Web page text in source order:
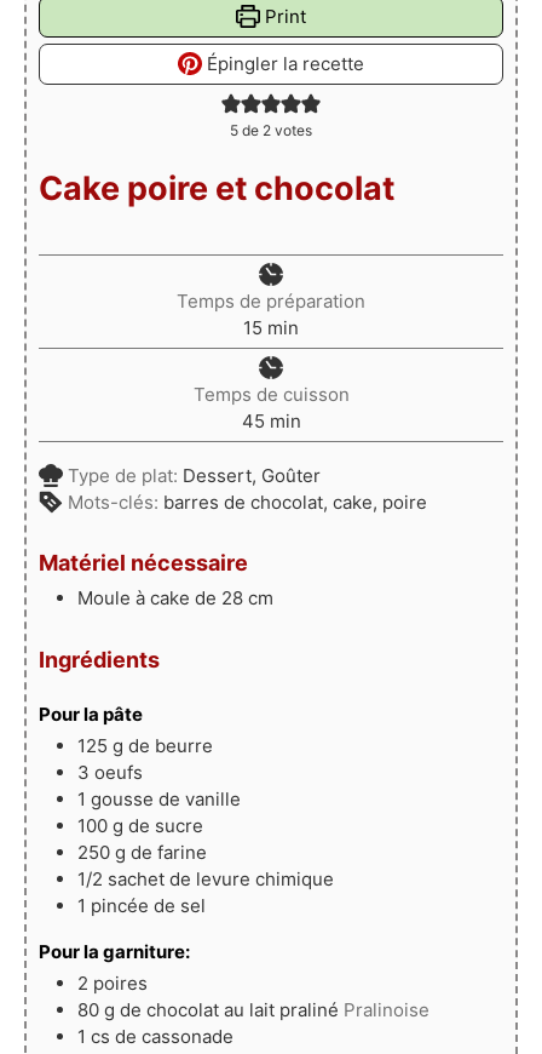
Print
Épingler la recette
5 de 2 votes
Cake poire et chocolat
Temps de préparation
15 minutes
min
Temps de cuisson
45minutes
min
Type de plat: Dessert, Goûter
Mots-clés: barres de chocolat, cake, poire
Matériel nécessaire
Moule à cake de 28 cm
Ingrédients
Pour la pâte
125 g de beurre
3 oeufs
1 gousse de vanille
100 g de sucre
250 g de farine
1/2 sachet de levure chimique
1 pincée de sel
Pour la garniture:
2 poires
80 g de chocolat au lait praliné Pralinoise
1 cs de cassonade